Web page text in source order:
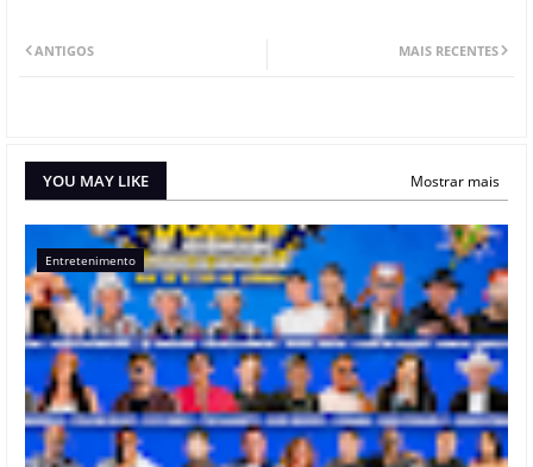
MAIS RECENTES
ANTIGOS
YOU MAY LIKE Mostrar mais
Entretenimento